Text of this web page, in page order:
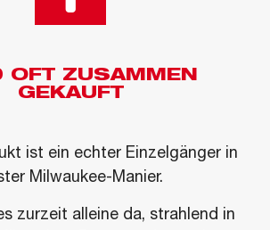
OFT ZUSAMMEN
GEKAUFT
ist ein echter Einzelgänger in
Milwaukee-Manier.
zurzeit alleine da, strahlend in